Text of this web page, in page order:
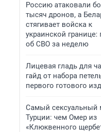
Россию атаковали
тысяч дронов, а
стягивает войска к
украинской границе:
об СВО за неделю
Лицевая гладь для
гайд от набора
первого готового
Самый сексуальный
Турции: чем Омер из
«Клюквенного